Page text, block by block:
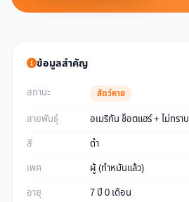
ข้อมูลสำคัญ
สถานะ สัตว์หาย
สายพันธุ์
อเมริกัน ช็อตแฮร์ + ไม่ทราบ
สี
ดำ
เพศ
ผู้ (ทำหมันแล้ว)
อายุ
7 ปี 0 เดือน